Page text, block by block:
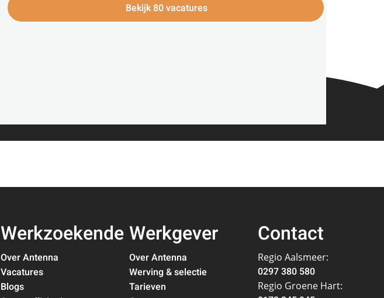
Bekijk 80 vacatures
Werkzoekende
Over Antenna
Vacatures
Blogs
Werkgever
Over Antenna
Werving & selectie
Tarieven
Contact
Regio Aalsmeer:
0297 380 580
Regio Groene Hart: